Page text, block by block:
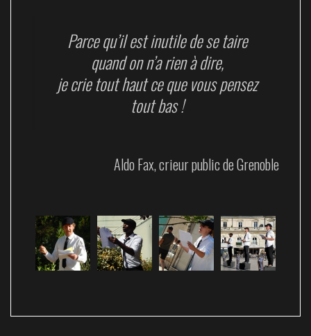
Parce qu’il est inutile de se taire
quand on n’a rien à dire,
je crie tout haut ce que vous pensez
tout bas !
Aldo Fax, crieur public de Grenoble